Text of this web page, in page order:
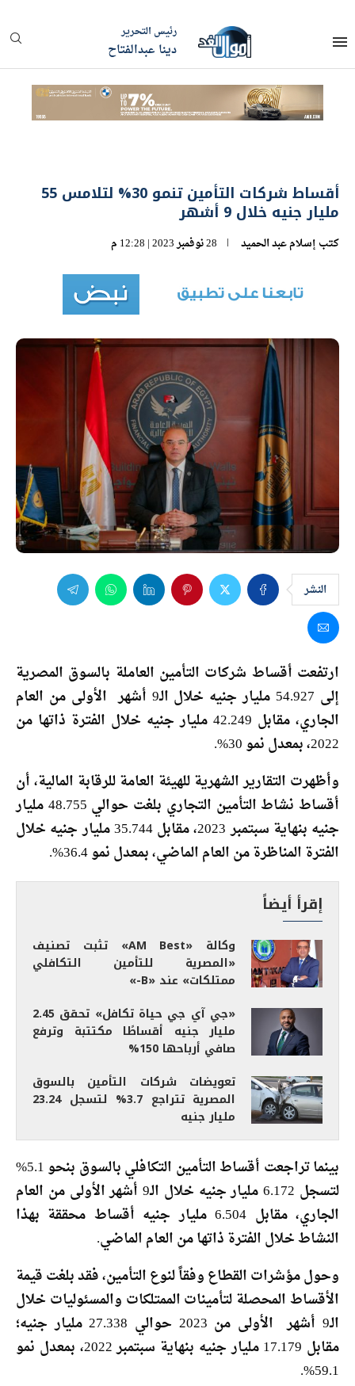
رئيس التحرير
دينا عبدالفتاح
أقساط شركات التأمين تنمو 30% لتلامس 55
مليار جنيه خلال 9 أشهر
كتب إسلام عبد الحميد 28 نوفمبر 2023 | 12:28 م
النشر
ارتفعت أقساط شركات التأمين العاملة بالسوق المصرية
إلى 54.927 مليار جنيه خلال الـ9 أشهر الأولى من العام
الجاري، مقابل 42.249 مليار جنيه خلال الفترة ذاتها من
2022، بمعدل نمو 30%.
وأظهرت التقارير الشهرية للهيئة العامة للرقابة المالية، أن
أقساط نشاط التأمين التجاري بلغت حوالي 48.755 مليار
جنيه بنهاية سبتمبر 2023، مقابل 35.744 مليار جنيه خلال
الفترة المناظرة من العام الماضي، بمعدل نمو 36.4%.
إقرأ أيضاً
وكالة «AM Best» تثبت تصنيف
«المصرية للتأمين التكافلي
ممتلكات» عند «B-»
«جي آي جي حياة تكافل» تحقق 2.45
مليار جنيه أقساطًا مكتتبة وترفع
صافي أرباحها 150%
تعويضات شركات التأمين بالسوق
المصرية تتراجع 3.7% لتسجل 23.24
مليار جنيه
بينما تراجعت أقساط التأمين التكافلي بالسوق بنحو 5.1%
لتسجل 6.172 مليار جنيه خلال الـ9 أشهر الأولى من العام
الجاري، مقابل 6.504 مليار جنيه أقساط محققة بهذا
النشاط خلال الفترة ذاتها من العام الماضي.
وحول مؤشرات القطاع وفقاً لنوع التأمين، فقد بلغت قيمة
الأقساط المحصلة لتأمينات الممتلكات والمسئوليات خلال
الـ9 أشهر الأولى من 2023 حوالي 27.338 مليار جنيه؛
مقابل 17.179 مليار جنيه بنهاية سبتمبر 2022، بمعدل نمو
59.1%.